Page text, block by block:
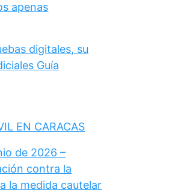
apenas
digitales, su
Guía
EN CARACAS
de 2026 –
contra la
la medida cautelar